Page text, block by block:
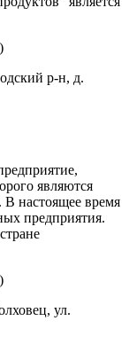
р-н, д.
являются
В настоящее время
предприятия.
ул.